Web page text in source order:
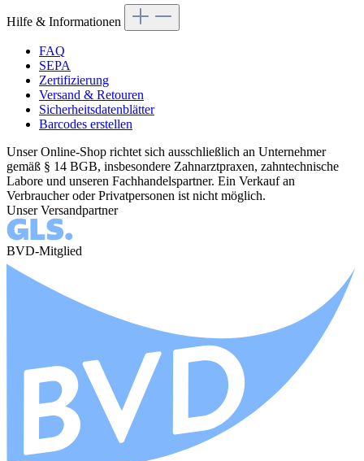
Hilfe & Informationen
FAQ
SEPA
Zertifizierung
Versand & Retouren
Sicherheitsdatenblätter
Barcodes erstellen
Unser Online-Shop richtet sich ausschließlich an Unternehmer
gemäß § 14 BGB, insbesondere Zahnarztpraxen, zahntechnische
Labore und unseren Fachhandelspartner. Ein Verkauf an
Verbraucher oder Privatpersonen ist nicht möglich.
Unser Versandpartner
BVD-Mitglied